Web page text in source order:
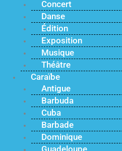
Concert
Danse
Édition
Exposition
Musique
Théâtre
Caraïbe
Antigue
Barbuda
Cuba
Barbade
Dominique
Guadeloupe